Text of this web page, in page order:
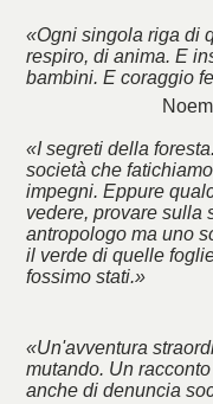
«Ogni singola riga di
respiro, di anima. E
bambini. E coraggio
«I segreti della
società che
impegni. Eppure
vedere, provare sulla
antropologo ma uno
il verde di quelle
fossimo stati.»
«Un'avventura
mutando. Un
anche di denuncia